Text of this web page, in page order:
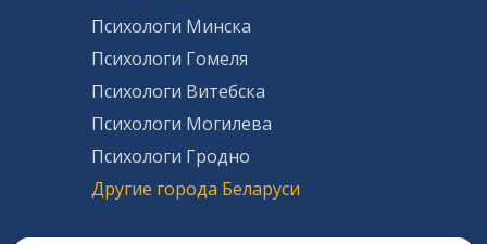
Психологи Минска
Психологи Гомеля
Психологи Витебска
Психологи Могилева
Психологи Гродно
Другие города Беларуси